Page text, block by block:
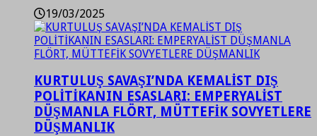
19/03/2025
KURTULUŞ SAVAŞI’NDA KEMALİST DIŞ
POLİTİKANIN ESASLARI: EMPERYALİST
DÜŞMANLA FLÖRT, MÜTTEFİK SOVYETLERE
DÜŞMANLIK